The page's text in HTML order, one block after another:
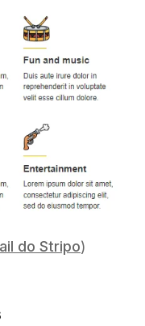
do Stripo)